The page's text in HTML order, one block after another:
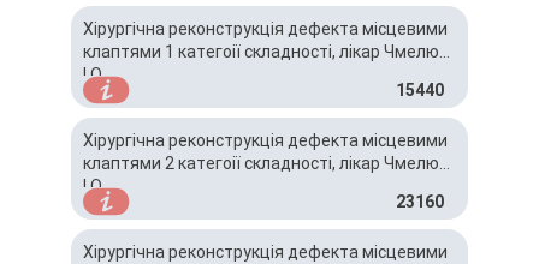
Хірургічна реконструкція дефекта місцевими
клаптями 1 категоії складності, лікар Чмелюк
І.О.
15440
Хірургічна реконструкція дефекта місцевими
клаптями 2 категоії складності, лікар Чмелюк
І.О.
23160
Хірургічна реконструкція дефекта місцевими